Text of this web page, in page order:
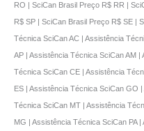
RO | SciCan Brasil Preço R$ RR |
R$ SP | SciCan Brasil Preço R$ SE |
Técnica SciCan AC | Assistência
AP | Assistência Técnica SciCan AM
Técnica SciCan CE | Assistência
ES | Assistência Técnica SciCan GO
Técnica SciCan MT | Assistência
MG | Assistência Técnica SciCan PA